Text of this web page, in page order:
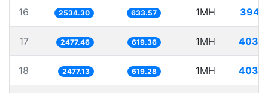
16 2534.30 633.57 1MH
17 2477.46 619.36 1MH
18 2477.13 619.28 1MH